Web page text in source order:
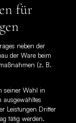
für
neben der
der Ware beim
(z. B.
seiner Wahl in
ausgewähltes
Leistungen Dritter
tätig werden.